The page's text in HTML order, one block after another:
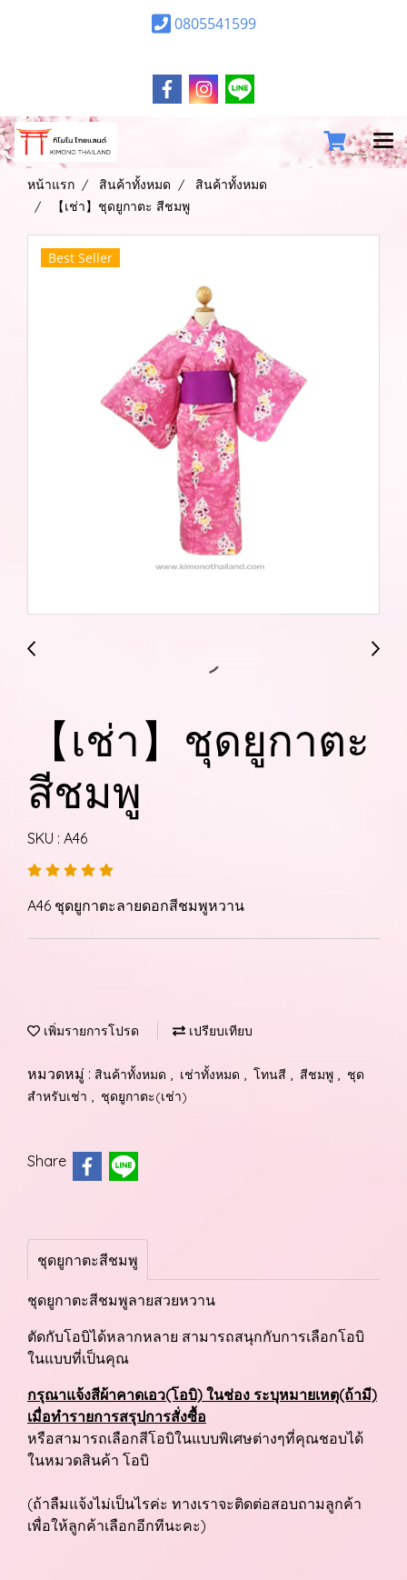
0805541599
หน้าแรก สินค้าทั้งหมด
สินค้าทั้งหมด
【เช่า】ชุดยูกาตะ สีชมพู
Best Seller
【เช่า】ชุดยูกาตะ
สีชมพู
SKU : A46
A46 ชุดยูกาตะลายดอกสีชมพูหวาน
เพิ่มรายการโปรด เปรียบเทียบ
หมวดหมู่ : สินค้าทั้งหมด , เช่าทั้งหมด , โทนสี , สีชมพู , ชุด
สำหรับเช่า , ชุดยูกาตะ(เช่า)
Share
ชุดยูกาตะสีชมพู
ชุดยูกาตะสีชมพูลายสวยหวาน
ตัดกับโอบิได้หลากหลาย สามารถสนุกกับการเลือกโอบิ
ในแบบที่เป็นคุณ
กรุณาแจ้งสีผ้าคาดเอว(โอบิ) ในช่อง ระบุหมายเหตุ(ถ้ามี)
เมื่อทำรายการสรุปการสั่งซื้อ
หรือสามารถเลือกสีโอบิในแบบพิเศษต่างๆที่คุณชอบได้
ในหมวดสินค้า โอบิ
(ถ้าลืมแจ้งไม่เป็นไรค่ะ ทางเราจะติดต่อสอบถามลูกค้า
เพื่อให้ลูกค้าเลือกอีกทีนะคะ)